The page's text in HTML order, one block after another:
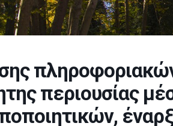
περιουσίας